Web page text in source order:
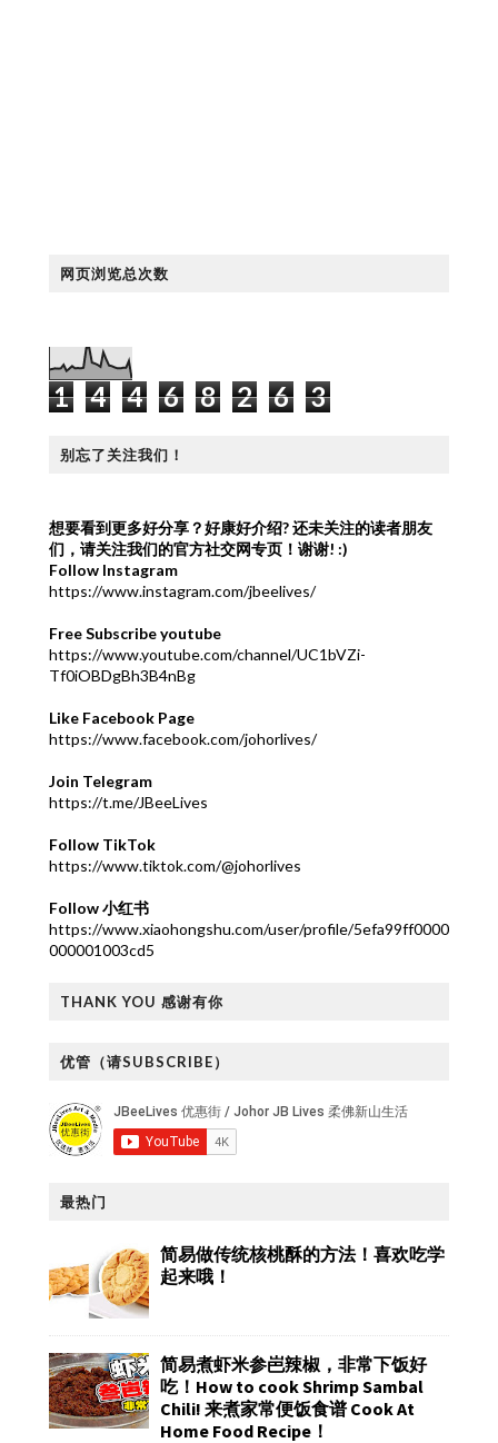
网页浏览总次数
1 4 4 6 8 2 6 3
别忘了关注我们！
想要看到更多好分享？好康好介绍?还未关注的读者朋友
们，请关注我们的官方社交网专页！谢谢! :)
Follow Instagram
https://www.instagram.com/jbeelives/
Free Subscribe youtube
https://www.youtube.com/channel/UC1bVZi-
Tf0iOBDgBh3B4nBg
Like Facebook Page
https://www.facebook.com/johorlives/
Join Telegram
https://t.me/JBeeLives
Follow TikTok
https://www.tiktok.com/@johorlives
Follow 小红书
https://www.xiaohongshu.com/user/profile/5efa99ff0000
000001003cd5
THANK YOU 感谢有你
优管（请SUBSCRIBE）
最热门
简易做传统核桃酥的方法！喜欢吃学
起来哦！
简易煮虾米参岜辣椒，非常下饭好
吃！How to cook Shrimp Sambal
Chili! 来煮家常便饭食谱 Cook At
Home Food Recipe！